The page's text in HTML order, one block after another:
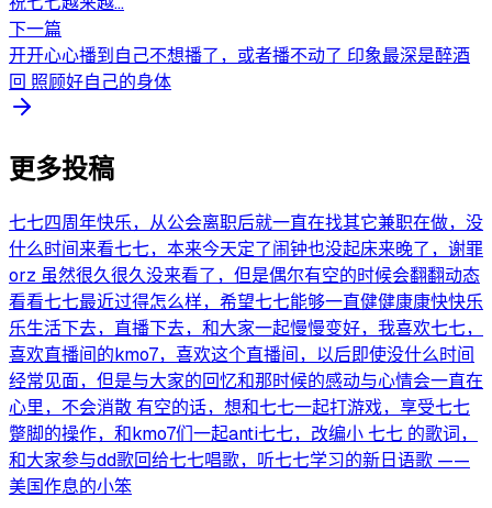
下一篇
开开心心播到自己不想播了，或者播不动了 印象最深是醉酒
回 照顾好自己的身体
更多投稿
七七四周年快乐，从公会离职后就一直在找其它兼职在做，没
什么时间来看七七，本来今天定了闹钟也没起床来晚了，谢罪
orz 虽然很久很久没来看了，但是偶尔有空的时候会翻翻动态
看看七七最近过得怎么样，希望七七能够一直健健康康快快乐
乐生活下去，直播下去，和大家一起慢慢变好，我喜欢七七，
喜欢直播间的kmo7，喜欢这个直播间，以后即使没什么时间
经常见面，但是与大家的回忆和那时候的感动与心情会一直在
心里，不会消散 有空的话，想和七七一起打游戏，享受七七
蹩脚的操作，和kmo7们一起anti七七，改编小 七七 的歌词，
和大家参与dd歌回给七七唱歌，听七七学习的新日语歌 ——
美国作息的小笨